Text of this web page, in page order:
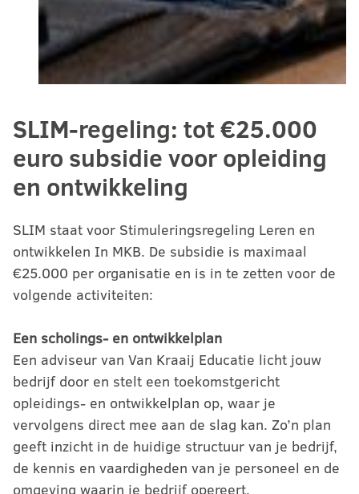
SLIM-regeling: tot €25.000
euro subsidie voor opleiding
en ontwikkeling
SLIM staat voor Stimuleringsregeling Leren en
ontwikkelen In MKB. De subsidie is maximaal
€25.000 per organisatie en is in te zetten voor de
volgende activiteiten:
Een scholings- en ontwikkelplan
Een adviseur van Van Kraaij Educatie licht jouw
bedrijf door en stelt een toekomstgericht
opleidings- en ontwikkelplan op, waar je
vervolgens direct mee aan de slag kan. Zo’n plan
geeft inzicht in de huidige structuur van je bedrijf,
de kennis en vaardigheden van je personeel en de
omgeving waarin je bedrijf opereert.